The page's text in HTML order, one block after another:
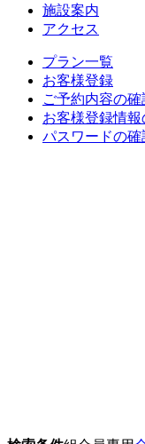
施設案内
アクセス
プラン一覧
お客様登録
ご予約内容の
お客様登録情
パスワードの確